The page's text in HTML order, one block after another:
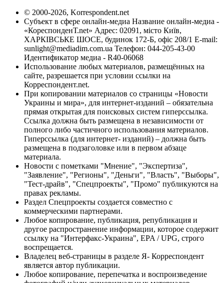
© 2000-2026, Korrespondent.net
Субъект в сфере онлайн-медиа Название онлайн-медиа -
«КореспонденТ.net» Адрес: 02091, місто Київ,
ХАРКІВСЬКЕ ШОСЕ, будинок 172-Б, офіс 208/1 E-mail:
sunlight@mediadim.com.ua Телефон: 044-205-43-00
Идентификатор медиа - R40-06068
Использование любых материалов, размещённых на
сайте, разрешается при условии ссылки на
Корреспондент.net.
При копировании материалов со страницы «Новости
Украины и мира», для интернет-изданий – обязательна
прямая открытая для поисковых систем гиперссылка.
Ссылка должна быть размещена в независимости от
полного либо частичного использования материалов.
Гиперссылка (для интернет- изданий) – должна быть
размещена в подзаголовке или в первом абзаце
материала.
Новости с пометками "Мнение", "Экспертиза",
"Заявление", "Регионы", "Деньги", "Власть", "Выборы",
"Тест-драйв", "Спецпроекты", "Промо" публикуются на
правах рекламы.
Раздел Спецпроекты создается совместно с
коммерческими партнерами.
Любое копирование, публикация, републикация и
другое распространение информации, которое содержит
ссылку на "Интерфакс-Украина", EPA / UPG, строго
воспрещается.
Владелец веб-страницы в разделе Я- Корреспондент
является автор публикации.
Любое копирование, перепечатка и воспроизведение